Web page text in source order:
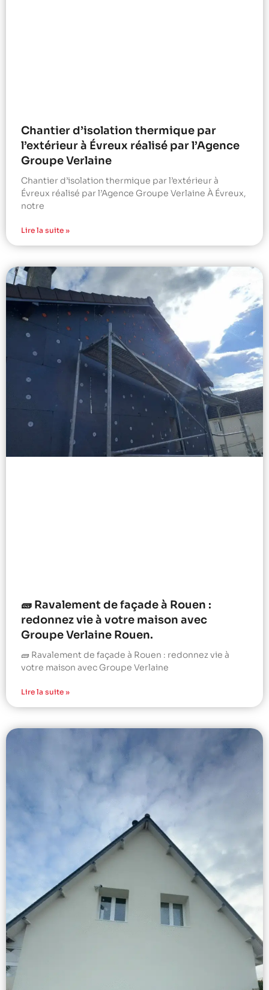
Chantier d’isolation thermique par
l’extérieur à Évreux réalisé par l’Agence
Groupe Verlaine
Chantier d’isolation thermique par l’extérieur à
Évreux réalisé par l’Agence Groupe Verlaine À Évreux,
notre
Lire la suite »
🧱 Ravalement de façade à Rouen :
redonnez vie à votre maison avec
Groupe Verlaine Rouen.
🧱 Ravalement de façade à Rouen : redonnez vie à
votre maison avec Groupe Verlaine
Lire la suite »